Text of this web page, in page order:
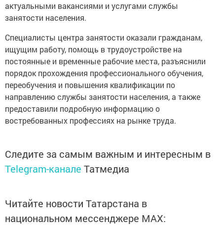
актуальными вакансиями и услугами службы
занятости населения.
Специалисты центра занятости оказали гражданам,
ищущим работу, помощь в трудоустройстве на
постоянные и временные рабочие места, разъяснили
порядок прохождения профессионального обучения,
переобучения и повышения квалификации по
направлению службы занятости населения, а также
предоставили подробную информацию о
востребованных профессиях на рынке труда.
Следите за самым важным и интересным в
Telegram-канале Татмедиа
Читайте новости Татарстана в
национальном мессенджере MАХ: